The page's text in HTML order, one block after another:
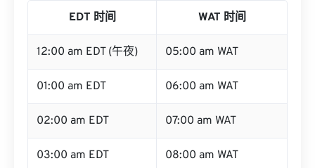
EDT 时间 WAT 时间
12:00 am EDT (午夜) 05:00 am WAT
01:00 am EDT 06:00 am WAT
02:00 am EDT 07:00 am WAT
03:00 am EDT 08:00 am WAT